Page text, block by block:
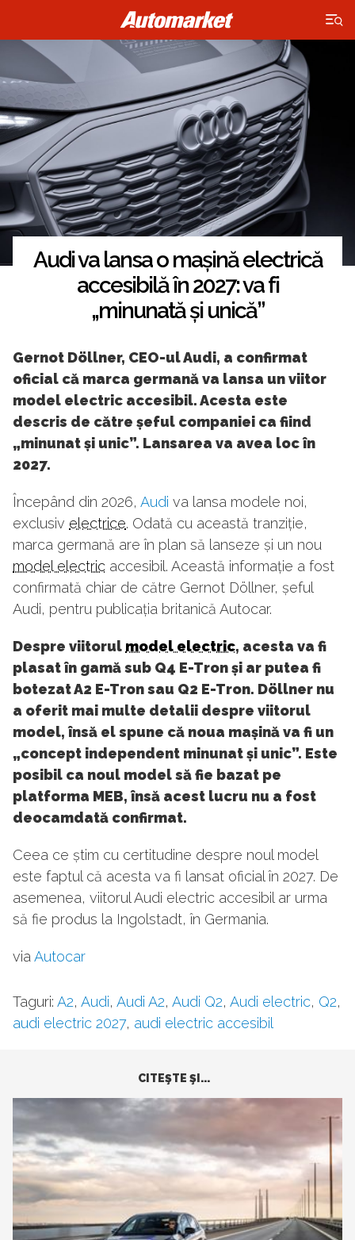
×
Audi va lansa o mașină electrică
accesibilă în 2027: va fi
„minunată și unică”
Gernot Döllner, CEO-ul Audi, a confirmat
oficial că marca germană va lansa un viitor
model electric accesibil. Acesta este
descris de către șeful companiei ca fiind
„minunat și unic”. Lansarea va avea loc în
2027.
Începând din 2026, Audi va lansa modele noi,
exclusiv electrice. Odată cu această tranziție,
marca germană are în plan să lanseze și un nou
model electric accesibil. Această informație a fost
confirmată chiar de către Gernot Döllner, șeful
Audi, pentru publicația britanică Autocar.
Despre viitorul model electric, acesta va fi
plasat în gamă sub Q4 E-Tron și ar putea fi
botezat A2 E-Tron sau Q2 E-Tron. Döllner nu
a oferit mai multe detalii despre viitorul
model, însă el spune că noua mașină va fi un
„concept independent minunat și unic”. Este
posibil ca noul model să fie bazat pe
platforma MEB, însă acest lucru nu a fost
deocamdată confirmat.
Ceea ce știm cu certitudine despre noul model
este faptul că acesta va fi lansat oficial în 2027. De
asemenea, viitorul Audi electric accesibil ar urma
să fie produs la Ingolstadt, în Germania.
viaAutocar
Taguri: A2, Audi, Audi A2, Audi Q2, Audi electric, Q2,
audi electric 2027, audi electric accesibil
CITEŞTE ŞI...